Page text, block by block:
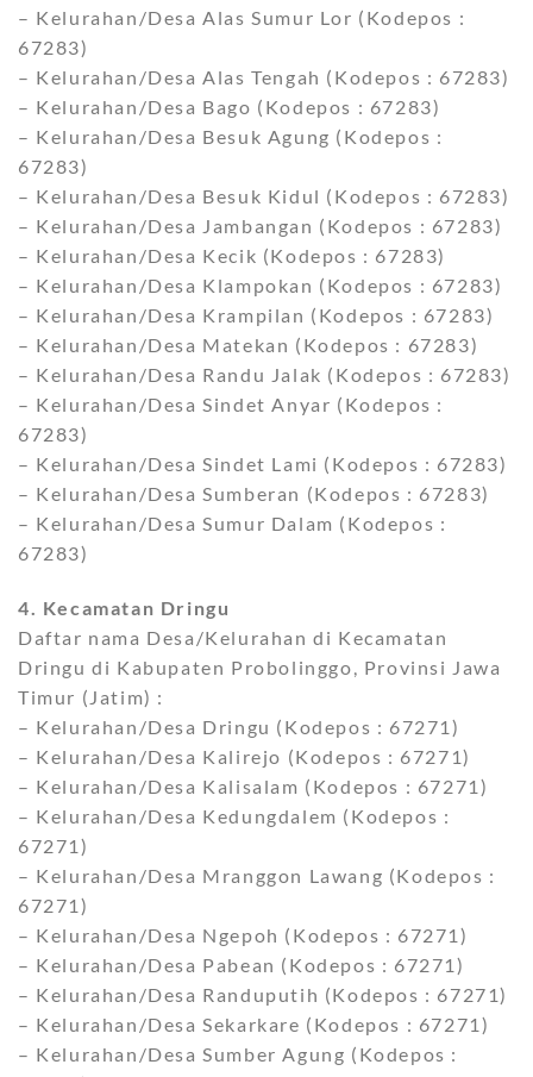
– Kelurahan/Desa Alas Sumur Lor (Kodepos :
67283)
– Kelurahan/Desa Alas Tengah (Kodepos : 67283)
– Kelurahan/Desa Bago (Kodepos : 67283)
– Kelurahan/Desa Besuk Agung (Kodepos :
67283)
– Kelurahan/Desa Besuk Kidul (Kodepos : 67283)
– Kelurahan/Desa Jambangan (Kodepos : 67283)
– Kelurahan/Desa Kecik (Kodepos : 67283)
– Kelurahan/Desa Klampokan (Kodepos : 67283)
– Kelurahan/Desa Krampilan (Kodepos : 67283)
– Kelurahan/Desa Matekan (Kodepos : 67283)
– Kelurahan/Desa Randu Jalak (Kodepos : 67283)
– Kelurahan/Desa Sindet Anyar (Kodepos :
67283)
– Kelurahan/Desa Sindet Lami (Kodepos : 67283)
– Kelurahan/Desa Sumberan (Kodepos : 67283)
– Kelurahan/Desa Sumur Dalam (Kodepos :
67283)
4. Kecamatan Dringu
Daftar nama Desa/Kelurahan di Kecamatan
Dringu di Kabupaten Probolinggo, Provinsi Jawa
Timur (Jatim) :
– Kelurahan/Desa Dringu (Kodepos : 67271)
– Kelurahan/Desa Kalirejo (Kodepos : 67271)
– Kelurahan/Desa Kalisalam (Kodepos : 67271)
– Kelurahan/Desa Kedungdalem (Kodepos :
67271)
– Kelurahan/Desa Mranggon Lawang (Kodepos :
67271)
– Kelurahan/Desa Ngepoh (Kodepos : 67271)
– Kelurahan/Desa Pabean (Kodepos : 67271)
– Kelurahan/Desa Randuputih (Kodepos : 67271)
– Kelurahan/Desa Sekarkare (Kodepos : 67271)
– Kelurahan/Desa Sumber Agung (Kodepos :